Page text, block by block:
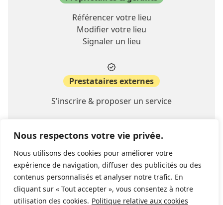
Nous respectons votre vie privée.
Nous utilisons des cookies pour améliorer votre
expérience de navigation, diffuser des publicités ou des
contenus personnalisés et analyser notre trafic. En
cliquant sur « Tout accepter », vous consentez à notre
utilisation des cookies. Politique relative aux cookies
Référencer votre lieu
Modifier votre lieu
Signaler un lieu
Prestataires externes
S'inscrire & proposer un service
A propos
Contact
FAQ